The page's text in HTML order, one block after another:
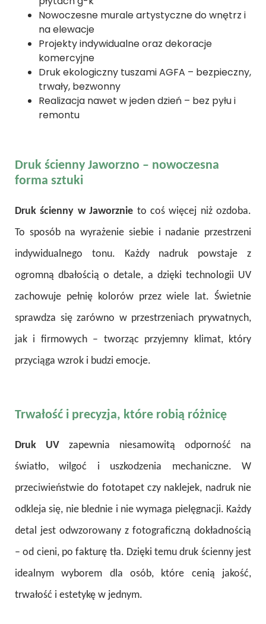
Nowoczesne murale artystyczne do wnętrz i
na elewacje
Projekty indywidualne oraz dekoracje
komercyjne
Druk ekologiczny tuszami AGFA – bezpieczny,
trwały, bezwonny
Realizacja nawet w jeden dzień – bez pyłu i
remontu
Druk ścienny Jaworzno – nowoczesna
forma sztuki
Druk ścienny w Jaworznie to coś więcej niż ozdoba.
To sposób na wyrażenie siebie i nadanie przestrzeni
indywidualnego tonu. Każdy nadruk powstaje z
ogromną dbałością o detale, a dzięki technologii UV
zachowuje pełnię kolorów przez wiele lat. Świetnie
sprawdza się zarówno w przestrzeniach prywatnych,
jak i firmowych – tworząc przyjemny klimat, który
przyciąga wzrok i budzi emocje.
Trwałość i precyzja, które robią różnicę
Druk UV zapewnia niesamowitą odporność na
światło, wilgoć i uszkodzenia mechaniczne. W
przeciwieństwie do fototapet czy naklejek, nadruk nie
odkleja się, nie blednie i nie wymaga pielęgnacji. Każdy
detal jest odwzorowany z fotograficzną dokładnością
– od cieni, po fakturę tła. Dzięki temu druk ścienny jest
idealnym wyborem dla osób, które cenią jakość,
trwałość i estetykę w jednym.